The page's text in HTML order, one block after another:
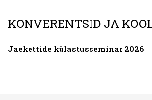
KONVERENTSID JA
Jaekettide külastusseminar 2026